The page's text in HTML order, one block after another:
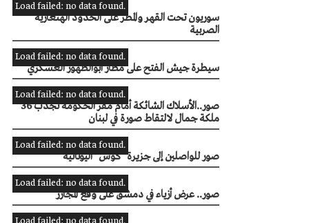
Load failed: no data found.
سوريون تحت القهر والمطر على الحدود الهنغارية
الصربية
Load failed: no data found.
سيطرة جيش الفتح على مطار ‫‏أبوالظهور‬ العسكري
Load failed: no data found.
صور..الأسلاك الشائكة أمام مقر الحكومة تجذب 36
ملكة جمال لالتقاط صورة في لبنان
Load failed: no data found.
صور للواصلين إلى جزيرة "كوس" اليونانية
Load failed: no data found.
صور.. عرض أزياء في دمشق على وقع المجازر